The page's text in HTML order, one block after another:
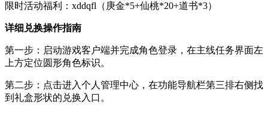
限时活动福利：xddqfl（庚金*5+仙桃*20+道书*3）
详细兑换操作指南
第一步：启动游戏客户端并完成角色登录，在主线任务界面左
上方定位圆形角色标识。
第二步：点击进入个人管理中心，在功能导航栏第三排右侧找
到礼盒形状的兑换入口。